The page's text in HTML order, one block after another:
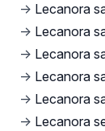
→ Lecanora
→ Lecanora
→ Lecanora
→ Lecanora
→ Lecanora
→ Lecanora